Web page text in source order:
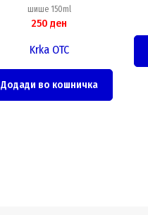
шише 150ml
250 ден
Krka OTC
Додади во кошничка